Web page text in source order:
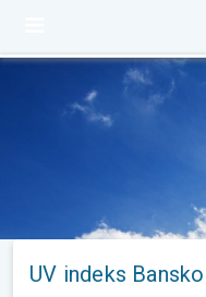
UV indeks Bansko